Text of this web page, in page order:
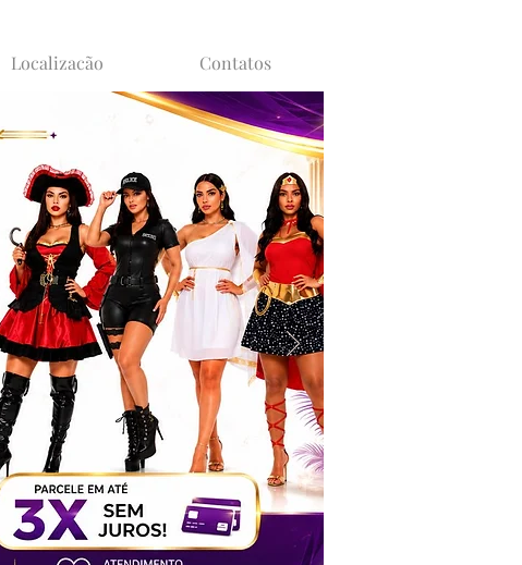
Localizacão Contatos